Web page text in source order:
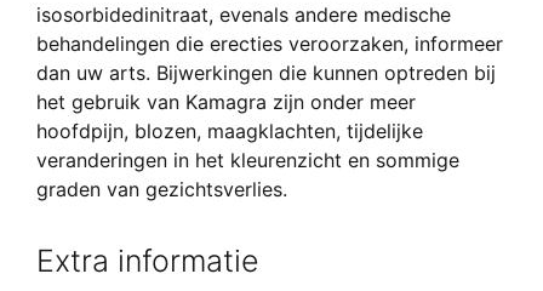
isosorbidedinitraat, evenals andere medische
behandelingen die erecties veroorzaken, informeer
dan uw arts. Bijwerkingen die kunnen optreden bij
het gebruik van Kamagra zijn onder meer
hoofdpijn, blozen, maagklachten, tijdelijke
veranderingen in het kleurenzicht en sommige
graden van gezichtsverlies.
Extra informatie